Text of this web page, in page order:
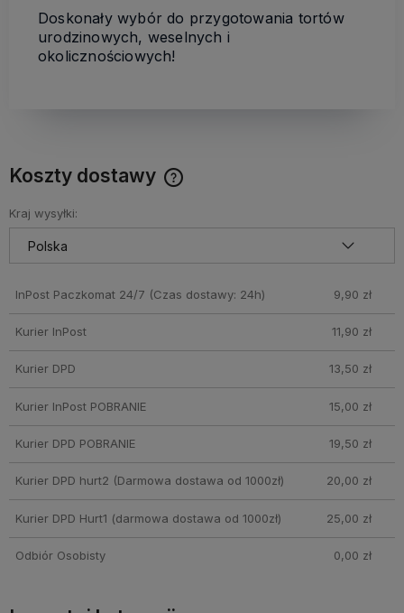
Doskonały wybór do przygotowania tortów
urodzinowych, weselnych i
okolicznościowych!
Koszty dostawy
Kraj wysyłki:
InPost Paczkomat 24/7 (Czas dostawy: 24h) 9,90 zł
Kurier InPost 11,90 zł
Kurier DPD 13,50 zł
Kurier InPost POBRANIE 15,00 zł
Kurier DPD POBRANIE 19,50 zł
Kurier DPD hurt2 (Darmowa dostawa od 1000zł) 20,00 zł
Kurier DPD Hurt1 (darmowa dostawa od 1000zł) 25,00 zł
Odbiór Osobisty 0,00 zł